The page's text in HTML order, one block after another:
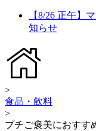
【8/26 正午】
知らせ
>
食品・飲料
>
プチご褒美におすす